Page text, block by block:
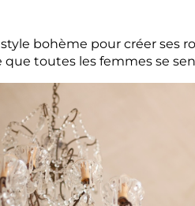
bohème pour créer ses
que toutes les femmes se